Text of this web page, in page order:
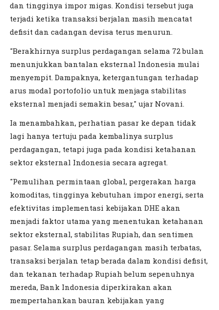
dan tingginya impor migas. Kondisi tersebut juga
terjadi ketika transaksi berjalan masih mencatat
defisit dan cadangan devisa terus menurun.
"Berakhirnya surplus perdagangan selama 72 bulan
menunjukkan bantalan eksternal Indonesia mulai
menyempit. Dampaknya, ketergantungan terhadap
arus modal portofolio untuk menjaga stabilitas
eksternal menjadi semakin besar," ujar Novani.
Ia menambahkan, perhatian pasar ke depan tidak
lagi hanya tertuju pada kembalinya surplus
perdagangan, tetapi juga pada kondisi ketahanan
sektor eksternal Indonesia secara agregat.
"Pemulihan permintaan global, pergerakan harga
komoditas, tingginya kebutuhan impor energi, serta
efektivitas implementasi kebijakan DHE akan
menjadi faktor utama yang menentukan ketahanan
sektor eksternal, stabilitas Rupiah, dan sentimen
pasar. Selama surplus perdagangan masih terbatas,
transaksi berjalan tetap berada dalam kondisi defisit,
dan tekanan terhadap Rupiah belum sepenuhnya
mereda, Bank Indonesia diperkirakan akan
mempertahankan bauran kebijakan yang